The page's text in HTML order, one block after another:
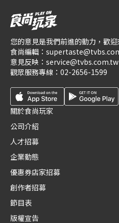
您的意見是我們前進的動力，歡
食尚編輯：
意見反映： service@tvbs.com.tw
觀眾服務專線： 02-2656-1599
關於食尚玩家
公司介紹
人才招募
企業動態
優惠券店家招募
創作者招募
節目表
版權宣告